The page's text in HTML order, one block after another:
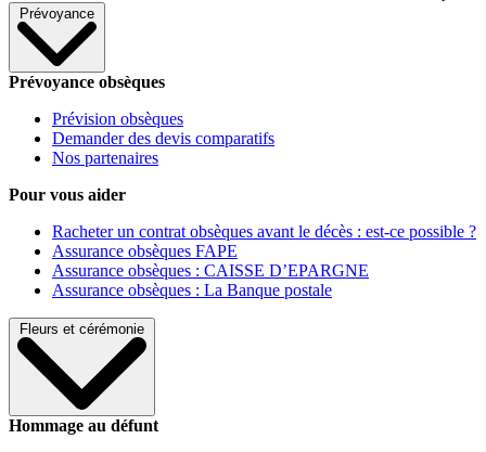
Prévoyance
Prévoyance obsèques
Prévision obsèques
Demander des devis comparatifs
Nos partenaires
Pour vous aider
Racheter un contrat obsèques avant le décès : est-ce possible ?
Assurance obsèques FAPE
Assurance obsèques : CAISSE D’EPARGNE
Assurance obsèques : La Banque postale
Fleurs et cérémonie
Hommage au défunt